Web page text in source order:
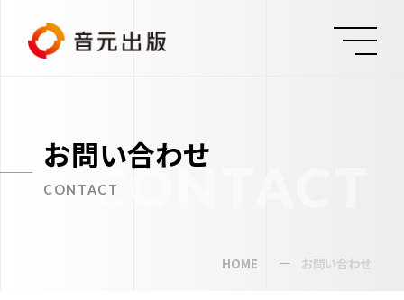
お問い合わせ
CONTACTCONTACT
HOME お問い合わせ